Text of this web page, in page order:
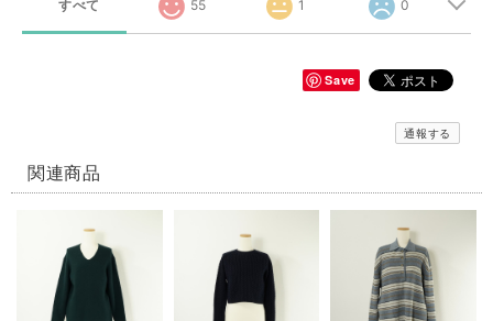
すべて 55 1 0
Save
通報する
関連商品